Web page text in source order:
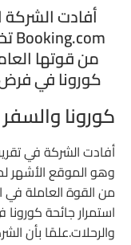
أفادت الشركة
من قوتها
كورونا في
كورونا
أفادت الشركة في
من القوة العاملة
استمرار جائحة
والرحلات.علمًا بأن الشركة